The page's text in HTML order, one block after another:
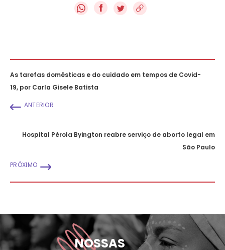
f
As tarefas domésticas e do cuidado em tempos de Covid-
19, por Carla Gisele Batista
ANTERIOR
Hospital Pérola Byington reabre serviço de aborto legal em
São Paulo
PRÓXIMO
NOSSAS